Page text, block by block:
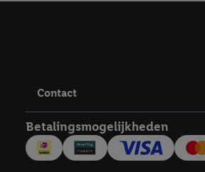
Contact
Betalingsmogelijkheden